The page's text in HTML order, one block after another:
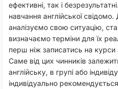
ефективні, так і
навчання англійської
аналізуємо свою ситуацію,
визначаємо терміни для їх
перш ніж записатись на курси
Саме від цих чинників
англійську, в групі або
індивідуально